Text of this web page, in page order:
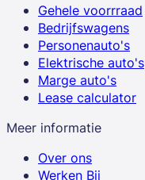
Gehele voorrraad
Bedrijfswagens
Personenauto's
Elektrische auto's
Marge auto's
Lease calculator
Meer informatie
Over ons
Werken Bij